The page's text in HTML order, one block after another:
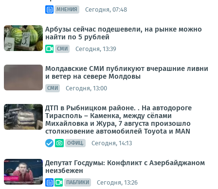
МНЕНИЯ Сегодня, 07:48
Арбузы сейчас подешевели, на рынке можно
найти по 5 рублей
СМИ Сегодня, 13:39
Молдавские СМИ публикуют вчерашние ливни
и ветер на севере Молдовы
СМИ Сегодня, 13:00
ДТП в Рыбницком районе. . На автодороге
Тирасполь – Каменка, между сёлами
Михайловка и Жура, 7 августа произошло
столкновение автомобилей Toyota и MAN
ОФИЦ. Сегодня, 14:13
Депутат Госдумы: Конфликт с Азербайджаном
неизбежен
ПАБЛИКИ Сегодня, 13:26